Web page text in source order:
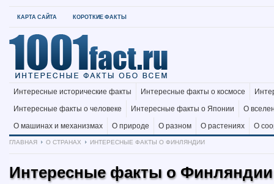
КАРТА САЙТА КОРОТКИЕ ФАКТЫ
Интересные исторические факты Интересные факты о космосе
Интересные факты о человеке
Интересные факты о Японии
О
О машинах и механизмах
О природе О разном О растениях
О
ГЛАВНАЯ
О СТРАНАХ ИНТЕРЕСНЫЕ ФАКТЫ О ФИНЛЯНДИИ
Интересные факты о Финляндии